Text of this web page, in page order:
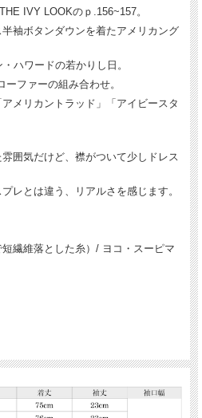
IVY LOOKのｐ.156~157。
袖ボタンダウンを着たアメリカング
ハワードの若かりし日。
ファーの組み合わせ。
メリカントラッド」「アイビースタ
囲気だけど、襟がついて少しドレス
レとは違う、リアルさを感じます。
繊維落とした糸）/ ヨコ・スーピマ